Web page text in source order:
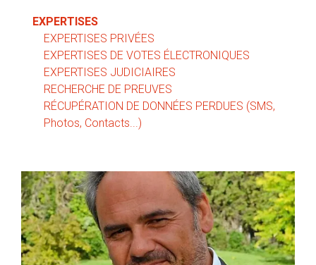
EXPERTISES
EXPERTISES PRIVÉES
EXPERTISES DE VOTES ÉLECTRONIQUES
EXPERTISES JUDICIAIRES
RECHERCHE DE PREUVES
RÉCUPÉRATION DE DONNÉES PERDUES (SMS,
Photos, Contacts...)